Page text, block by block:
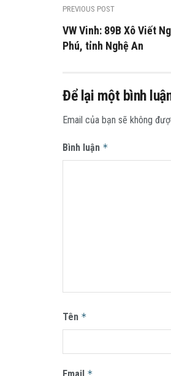
PREVIOUS POST
VW Vinh: 89B Xô Viết
Phú, tỉnh Nghệ An
Để lại một bình
Email của bạn sẽ không
Bình luận *
Tên *